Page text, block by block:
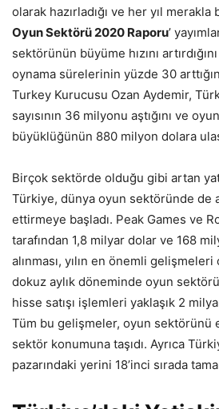
olarak hazırladığı ve her yıl merakla
Oyun Sektörü 2020 Raporu’
sektörünün büyüme hızını
oynama sürelerinin yüzde 30
Turkey Kurucusu Ozan Aydemir,
sayısının 36 milyonu aştığını ve
büyüklüğünün 880 milyon dolara
Birçok sektörde olduğu gibi artan
Türkiye, dünya oyun sektöründe de
ettirmeye başladı. Peak Games ve
tarafından 1,8 milyar dolar ve 168
alınması, yılın en önemli
dokuz aylık döneminde oyun
hisse satışı işlemleri yaklaşık 2
Tüm bu gelişmeler, oyun sektörünü
sektör konumuna taşıdı. Ayrıca
pazarındaki yerini 18’inci sırada